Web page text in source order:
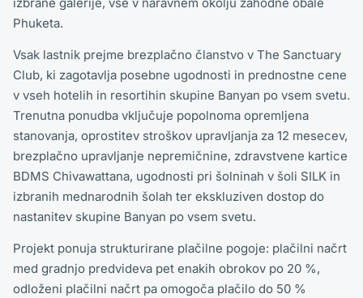
izbrane galerije, vse v naravnem okolju zahodne obale
Phuketa.
Vsak lastnik prejme brezplačno članstvo v The Sanctuary
Club, ki zagotavlja posebne ugodnosti in prednostne cene
v vseh hotelih in resortihin skupine Banyan po vsem svetu.
Trenutna ponudba vključuje popolnoma opremljena
stanovanja, oprostitev stroškov upravljanja za 12 mesecev,
brezplačno upravljanje nepremičnine, zdravstvene kartice
BDMS Chivawattana, ugodnosti pri šolninah v šoli SILK in
izbranih mednarodnih šolah ter ekskluziven dostop do
nastanitev skupine Banyan po vsem svetu.
Projekt ponuja strukturirane plačilne pogoje: plačilni načrt
med gradnjo predvideva pet enakih obrokov po 20 %,
odloženi plačilni načrt pa omogoča plačilo do 50 %